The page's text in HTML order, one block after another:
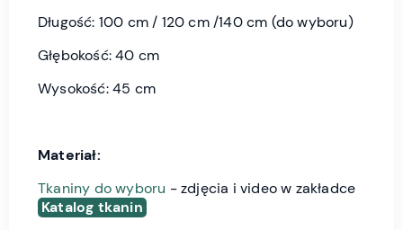
Długość: 100 cm / 120 cm /140 cm (do wyboru)
Głębokość: 40 cm
Wysokość: 45 cm
Materiał:
Tkaniny do wyboru - zdjęcia i video w zakładce
Katalog tkanin